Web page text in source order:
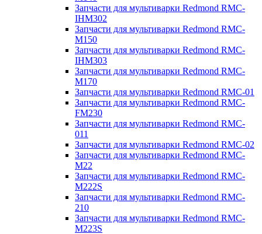
Запчасти для мультиварки Redmond RMC-
IHM302
Запчасти для мультиварки Redmond RMC-
M150
Запчасти для мультиварки Redmond RMC-
IHM303
Запчасти для мультиварки Redmond RMC-
M170
Запчасти для мультиварки Redmond RMC-01
Запчасти для мультиварки Redmond RMC-
FM230
Запчасти для мультиварки Redmond RMC-
011
Запчасти для мультиварки Redmond RMC-02
Запчасти для мультиварки Redmond RMC-
M22
Запчасти для мультиварки Redmond RMC-
M222S
Запчасти для мультиварки Redmond RMC-
210
Запчасти для мультиварки Redmond RMC-
M223S